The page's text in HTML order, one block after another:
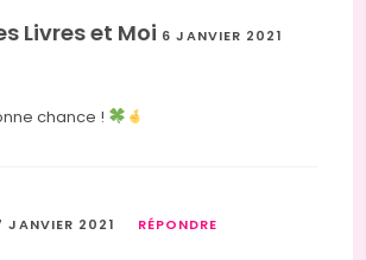
Livres et Moi 6 JANVIER 2021
chance !
JANVIER 2021 RÉPONDRE